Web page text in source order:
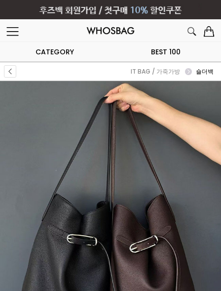
CATEGORY BEST 100
IT BAG / 가죽가방 숄더백